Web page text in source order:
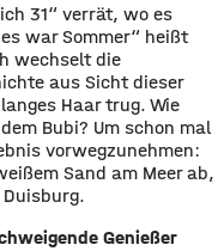
31“ verrät, wo es
war Sommer“ heißt
wechselt die
aus Sicht dieser
Haar trug. Wie
Bubi? Um schon mal
vorwegzunehmen:
Sand am Meer ab,
Genießer